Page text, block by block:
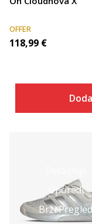
OFFER
118,99 €
Uporedi
Brzi Pregled